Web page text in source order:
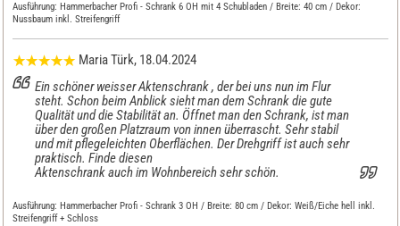
Ausführung: Hammerbacher Profi - Schrank 6 OH mit 4 Schubladen / Breite: 40 cm / Dekor:
Nussbaum inkl. Streifengriff
Maria Türk, 18.04.2024
Ein schöner weisser Aktenschrank , der bei uns nun im Flur
steht. Schon beim Anblick sieht man dem Schrank die gute
Qualität und die Stabilität an. Öffnet man den Schrank, ist man
über den großen Platzraum von innen überrascht. Sehr stabil
und mit pflegeleichten Oberflächen. Der Drehgriff ist auch sehr
praktisch. Finde diesen
Aktenschrank auch im Wohnbereich sehr schön.
Ausführung: Hammerbacher Profi - Schrank 3 OH / Breite: 80 cm / Dekor: Weiß/Eiche hell inkl.
Streifengriff + Schloss